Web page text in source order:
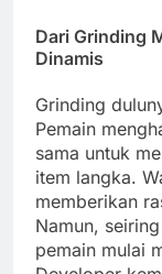
Dari Grinding
Dinamis
Grinding
Pemain
sama untuk
item langka.
memberikan
Namun,
pemain mulai